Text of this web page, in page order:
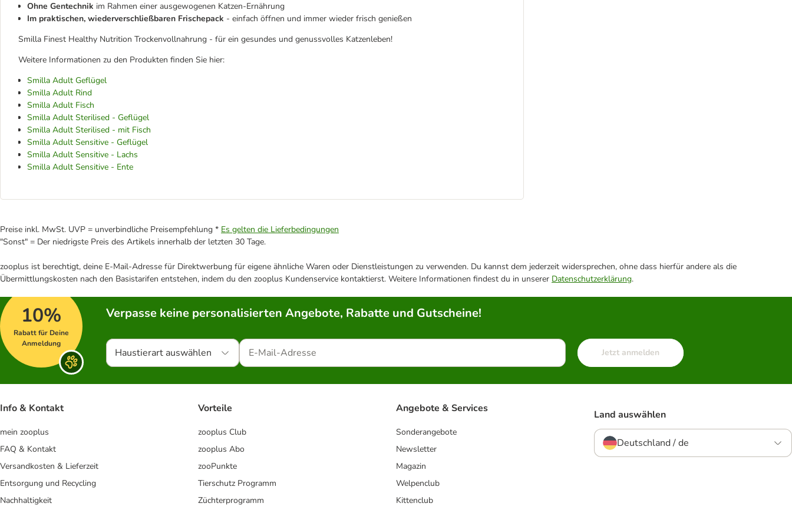
Ohne Gentechnik im Rahmen einer ausgewogenen Katzen-Ernährung
Im praktischen, wiederverschließbaren Frischepack - einfach öffnen und immer wieder frisch genießen
Smilla Finest Healthy Nutrition Trockenvollnahrung - für ein gesundes und genussvolles Katzenleben!
Weitere Informationen zu den Produkten finden Sie hier:
Smilla Adult Geflügel
Smilla Adult Rind
Smilla Adult Fisch
Smilla Adult Sterilised - Geflügel
Smilla Adult Sterilised - mit Fisch
Smilla Adult Sensitive - Geflügel
Smilla Adult Sensitive - Lachs
Smilla Adult Sensitive - Ente
Preise inkl. MwSt. UVP = unverbindliche Preisempfehlung * Es gelten die Lieferbedingungen
"Sonst" = Der niedrigste Preis des Artikels innerhalb der letzten 30 Tage.
zooplus ist berechtigt, deine E-Mail-Adresse für Direktwerbung für eigene ähnliche Waren oder Dienstleistungen zu verwenden. Du kannst dem jederzeit widersprechen, ohne dass hierfür andere als die
Übermittlungskosten nach den Basistarifen entstehen, indem du den zooplus Kundenservice kontaktierst. Weitere Informationen findest du in unserer Datenschutzerklärung.
10%
Rabatt für Deine
Anmeldung
Verpasse keine personalisierten Angebote, Rabatte und Gutscheine!
Haustierart auswählen Jetzt anmelden
Info & Kontakt
mein zooplus
FAQ & Kontakt
Versandkosten & Lieferzeit
Entsorgung und Recycling
Nachhaltigkeit
Vorteile
zooplus Club
zooplus Abo
zooPunkte
Tierschutz Programm
Züchterprogramm
Angebote & Services
Sonderangebote
Newsletter
Magazin
Welpenclub
Kittenclub
Land auswählen
Deutschland / de